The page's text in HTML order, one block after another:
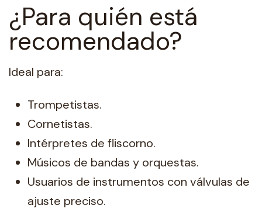
¿Para quién está
recomendado?
Ideal para:
Trompetistas.
Cornetistas.
Intérpretes de fliscorno.
Músicos de bandas y orquestas.
Usuarios de instrumentos con válvulas de
ajuste preciso.